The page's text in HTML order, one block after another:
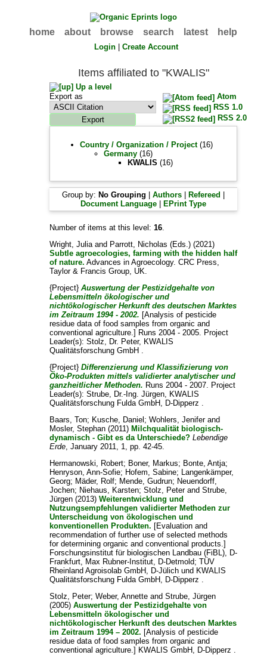
home about browse search latest help
Login |Create Account
Items affiliated to "KWALIS"
Up a level
Export as
Atom
RSS 1.0
RSS 2.0
Country / Organization / Project(16)
Germany (16)
KWALIS (16)
Group by: No Grouping |Authors Refereed
Document Language
EPrint Type
Number of items at this level:16.
Wright, Juliaand Parrott, Nicholas (Eds.) (2021)
Subtle agroecologies, farming with the hidden half
of nature. Advances in Agroecology. CRC Press,
Taylor & Francis Group, UK.
{Project}Auswertung der Pestizidgehalte von
Lebensmitteln ökologischer und
nichtökologischer Herkunft des deutschen Marktes
im Zeitraum 1994 - 2002. [Analysis of pesticide
residue data of food samples from organic and
conventional agriculture.] Runs 2004 - 2005. Project
Leader(s):Stolz, Dr. Peter, KWALIS
Qualitätsforschung GmbH .
{Project}Differenzierung und Klassifizierung von
Öko-Produkten mittels validierter analytischer und
ganzheitlicher Methoden. Runs 2004 - 2007. Project
Leader(s):Strube, Dr.-Ing. Jürgen, KWALIS
Qualitätsforschung Fulda GmbH, D-Dipperz .
Baars, Ton; Kusche, Daniel ;Wohlers, Jeniferand
Mosler, Stephan (2011) Milchqualität biologisch-
dynamisch - Gibt es da Unterschiede? Lebendige
Erde, January 2011, 1, pp. 42-45.
Hermanowski, Robert; Boner, Markus; Bonte, Antja;
Henryson, Ann-Sofie; Hofem, Sabine; Langenkämper,
Georg; Mäder, Rolf; Mende, Gudrun; Neuendorff,
Jochen; Niehaus, Karsten;Stolz, PeterandStrube,
Jürgen (2013)Weiterentwicklung und
Nutzungsempfehlungen validierter Methoden zur
Unterscheidung von ökologischen und
konventionellen Produkten. [Evaluation and
recommendation of further use of selected methods
for determining organic and conventional products.]
Forschungsinstitut für biologischen Landbau (FiBL), D-
Frankfurt, Max Rubner-Institut, D-Detmold; TÜV
Rheinland Agroisolab GmbH, D-Jülich und KWALIS
Qualitätsforschung Fulda GmbH, D-Dipperz .
Stolz, Peter;Weber, Annette andStrube, Jürgen
(2005)Auswertung der Pestizidgehalte von
Lebensmitteln ökologischer und
nichtökologischer Herkunft des deutschen Marktes
im Zeitraum 1994 – 2002. [Analysis of pesticide
residue data of food samples from organic and
conventional agriculture.] KWALIS GmbH, D-Dipperz .